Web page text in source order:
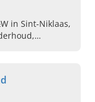
in Sint-Niklaas,